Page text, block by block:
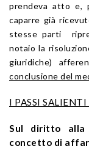
prendeva atto e,
caparre già
stesse parti
notaio la
giuridiche)
conclusione del
I PASSI
Sul diritto alla
concetto di